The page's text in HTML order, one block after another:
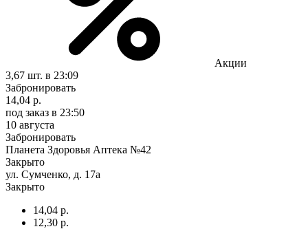
Акции
3,67 шт. в 23:09
Забронировать
14,04 р.
под заказ в 23:50
10 августа
Забронировать
Планета Здоровья Аптека №42
Закрыто
ул. Сумченко, д. 17а
Закрыто
14,04 р.
12,30 р.